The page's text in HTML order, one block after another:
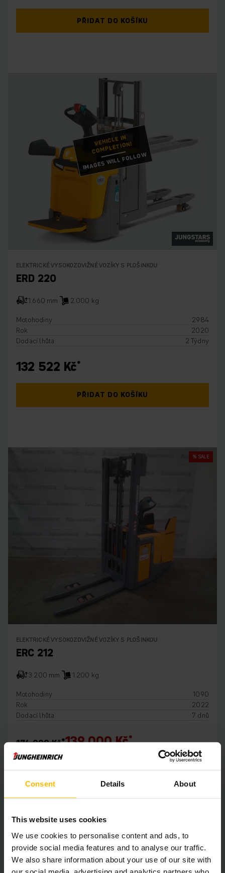
Consent Details About
This website uses cookies
We use cookies to personalise content and ads, to
provide social media features and to analyse our traffic.
We also share information about your use of our site with
PŘIDAT DO KOŠÍKU
VEHICLE IN
COMPLETION!
IMAGES WILL FOLLOW
ELEKTRICKÉ VYSOKOZDVIŽNÉ VOZÍKY S PLOŠINKOU
ERD 220
1.660 mm
2.000 kg
Motohodiny
2984
Rok
2020
Dodací lhůta
2 Týdny
132 522 Kč
PŘIDAT DO KOŠÍKU
% SALE
ELEKTRICKÉ VYSOKOZDVIŽNÉ VOZÍKY S PLOŠINKOU
ERC 212
3.200 mm
1.200 kg
Motohodiny
1090
Rok
2022
Dodací lhůta
7 dnů
174 000 Kč 139 000 Kč
PŘIDAT DO KOŠÍKU